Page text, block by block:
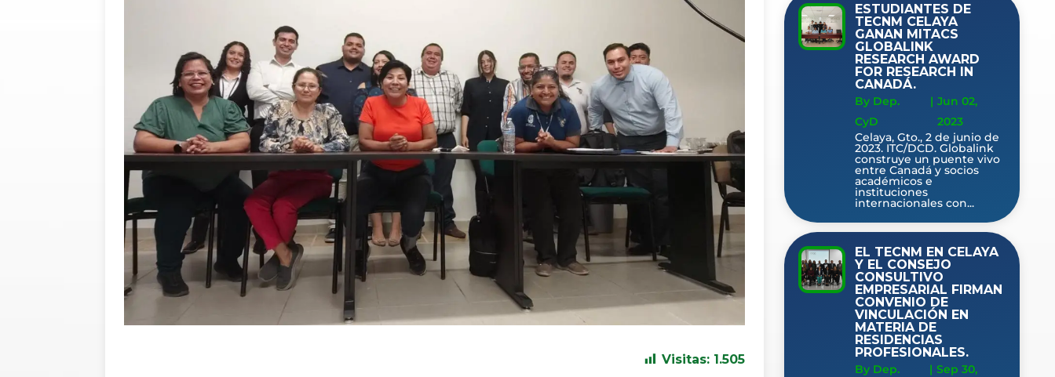
Visitas: 1.505
ESTUDIANTES DE
TECNM CELAYA
GANAN MITACS
GLOBALINK
RESEARCH AWARD
FOR RESEARCH IN
CANADÁ.
By Dep.
CyD
| Jun 02,
2023
Celaya, Gto., 2 de junio de
2023. ITC/DCD. Globalink
construye un puente vivo
entre Canadá y socios
académicos e
instituciones
internacionales con...
EL TECNM EN CELAYA
Y EL CONSEJO
CONSULTIVO
EMPRESARIAL FIRMAN
CONVENIO DE
VINCULACIÓN EN
MATERIA DE
RESIDENCIAS
PROFESIONALES.
By Dep.
| Sep 30,